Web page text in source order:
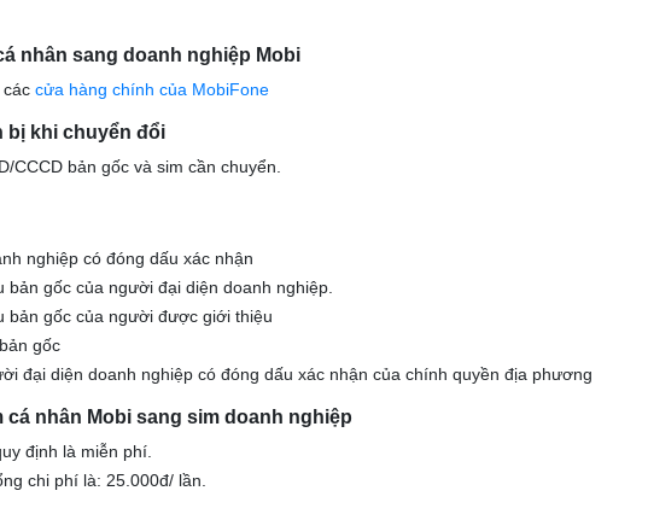
nhân sang doanh nghiệp Mobi
các cửa hàng chính của MobiFone
bị khi chuyển đổi
CCCD bản gốc và sim cần chuyển.
nghiệp có đóng dấu xác nhận
bản gốc của người đại diện doanh nghiệp.
bản gốc của người được giới thiệu
gốc
đại diện doanh nghiệp có đóng dấu xác nhận của chính quyền địa phương
nhân Mobi sang sim doanh nghiệp
định là miễn phí.
chi phí là: 25.000đ/ lần.